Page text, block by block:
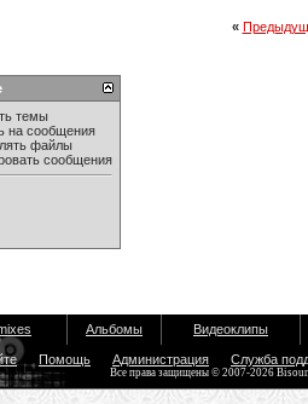
«
темы
на сообщения
файлы
сообщения
Альбомы Видеоклипы
Помощь Администрация Служба
Все права защищены © 2007-2026